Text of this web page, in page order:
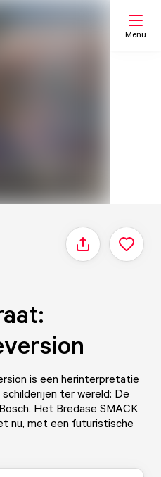
Menu
Delen
is een herinterpretatie
ter wereld: De
Het Bredase SMACK
nu, met een futuristische